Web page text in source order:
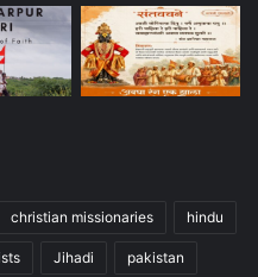
christian missionaries hindu
Jihadi pakistan